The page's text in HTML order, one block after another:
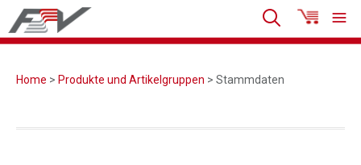
Home > Produkte und Artikelgruppen > Stammdaten